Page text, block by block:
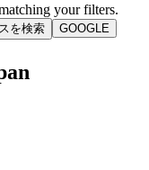
your filters.
を検索 GOOGLE